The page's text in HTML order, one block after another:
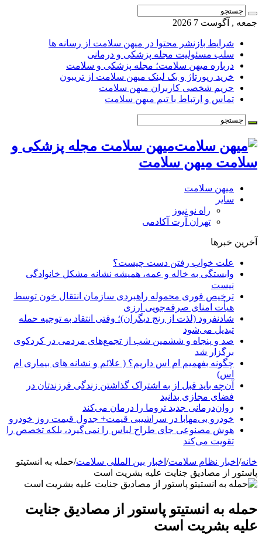
جمعه , آگوست 7 2026
شرایط بازنشر محتوا در میهن سلامت از رسانه ها
سلب مسئولیت مجله پزشکی و درمانی
درباره میهن سلامت؛ مجله پزشکی و سلامت
خرید رپورتاژ و بک لینک میهن سلامت از تریبون
حریم شخصی کاربران میهن سلامت
تماس و ارتباط با تیم میهن سلامت
میهن سلامت مجله پزشکی و
سلامت میهن سلامت
میهن سلامت
سایر
راه نو نیوز
تهران آرت آکادمی
آخرین خبرها
علت خواب رفتن دست چیست؟
وابستگی به خاله و عمه، همیشه نشانه مشکل خانوادگی
نیست
ترخیص فوری محموله راهبردی سازمان انتقال خون توسط
هیأت امنای صرفه‌جویی ارزی
شادنفرود (لذت از رنج دیگران)؛ وقتی انتقاد به توجیه حمله
تبدیل می‌شود
صد و پنجاه‌ و ششمین شب از تجمع‌های مردمی در کردکوی
برگزار شد
چگونه بفهمیم ام اس داریم؟ ( علائم و نشانه های بیماری ام
اس)
آن‌چه باید قبل از به اشتراک گذاشتن زندگی فرزندتان در
فضای مجازی بدانید
روان‌درمانی جدید تروما را درمان می‌کند
خودرو بی‌مهابا در سراشیبی قیمت+ جدول قیمت روز خودرو
هوش مصنوعی جای طراح لباس را نمی‌گیرد، بلکه تخصص را
تقویت می‌کند
خانه/ اخبار نظام سلامت/ اخبار بین المللی سلامت/حمله به انستیتو
پاستور از مصادیق جنایت علیه بشریت است
حمله به انستیتو پاستور از مصادیق جنایت
علیه بشریت است